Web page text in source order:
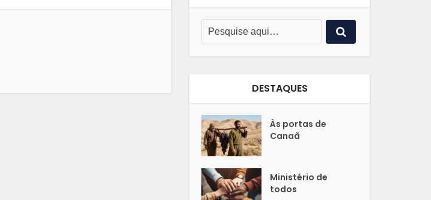
DESTAQUES
Às portas de
Canaã
Ministério de
todos